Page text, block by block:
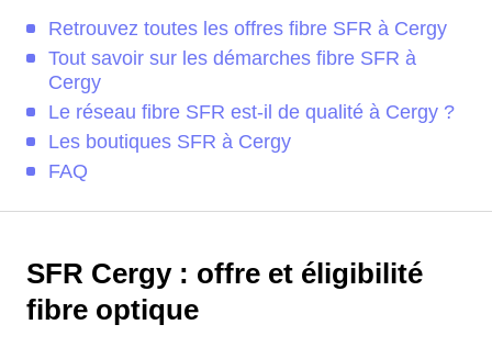
Retrouvez toutes les offres fibre SFR à Cergy
Tout savoir sur les démarches fibre SFR à
Cergy
Le réseau fibre SFR est-il de qualité à Cergy ?
Les boutiques SFR à Cergy
FAQ
SFR Cergy : offre et éligibilité
fibre optique